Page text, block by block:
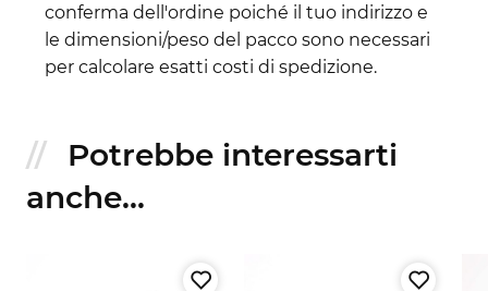
conferma dell'ordine poiché il tuo indirizzo e
le dimensioni/peso del pacco sono necessari
per calcolare esatti costi di spedizione.
Potrebbe interessarti
anche...